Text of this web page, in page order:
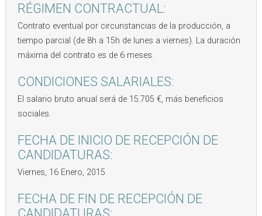
RÉGIMEN CONTRACTUAL:
Contrato eventual por circunstancias de la producción, a
tiempo parcial (de 8h a 15h de lunes a viernes). La duración
máxima del contrato es de 6 meses.
CONDICIONES SALARIALES:
El salario bruto anual será de 15.705 €, más beneficios
sociales.
FECHA DE INICIO DE RECEPCIÓN DE
CANDIDATURAS:
Viernes, 16 Enero, 2015
FECHA DE FIN DE RECEPCIÓN DE